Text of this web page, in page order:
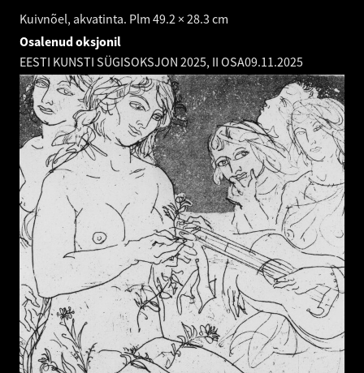
Kuivnõel, akvatinta. Plm 49.2 × 28.3 cm
Osalenud oksjonil
EESTI KUNSTI SÜGISOKSJON 2025, II OSA09.11.2025